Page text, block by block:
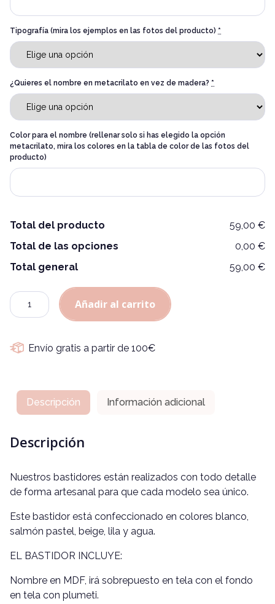
Tipografía (mira los ejemplos en las fotos del producto) *
¿Quieres el nombre en metacrilato en vez de madera? *
Color para el nombre (rellenar solo si has elegido la opción
metacrilato, mira los colores en la tabla de color de las fotos del
producto)
Total del producto
59,00 €
Total de las opciones
0,00 €
Total general
59,00 €
Cantidad
Añadir al carrito
Alternative:
Envío gratis a partir de 100€
Descripción Información adicional
Descripción
Nuestros bastidores están realizados con todo detalle
de forma artesanal para que cada modelo sea único.
Este bastidor está confeccionado en colores blanco,
salmón pastel, beige, lila y agua.
EL BASTIDOR INCLUYE:
Nombre en MDF, irá sobrepuesto en tela con el fondo
en tela con plumeti.